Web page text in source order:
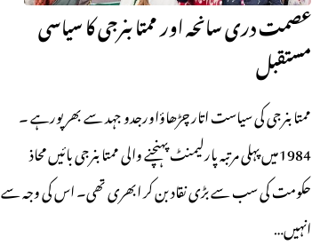
عصمت دری سانحہ اور ممتا بنرجی کا سیاسی
مستقبل
ممتا بنرجی کی سیاست اتار چڑھاؤاورجدو جہد سے بھر پورہے ۔
1984میں پہلی مرتبہ پارلیمنٹ پہنچنے والی ممتا بنرجی بائیں محاذ
حکومت کی سب سے بڑی نقاد بن کر ابھری تھی۔ اس کی وجہ سے
انہیں…